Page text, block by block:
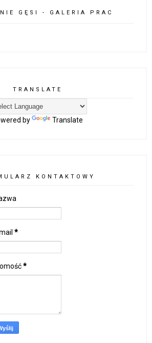
GĘSI - GALERIA PRAC
TRANSLATE
by Translate
KONTAKTOWY
*
*